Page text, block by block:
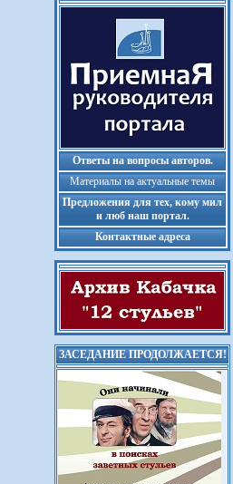
Ответы на вопросы авторов.
Материалы на актуальные темы
Предложения для тех, кому мил
и люб наш портал.
Контактные адреса
ЗАСЕДАНИЕ ПРОДОЛЖАЕТСЯ!